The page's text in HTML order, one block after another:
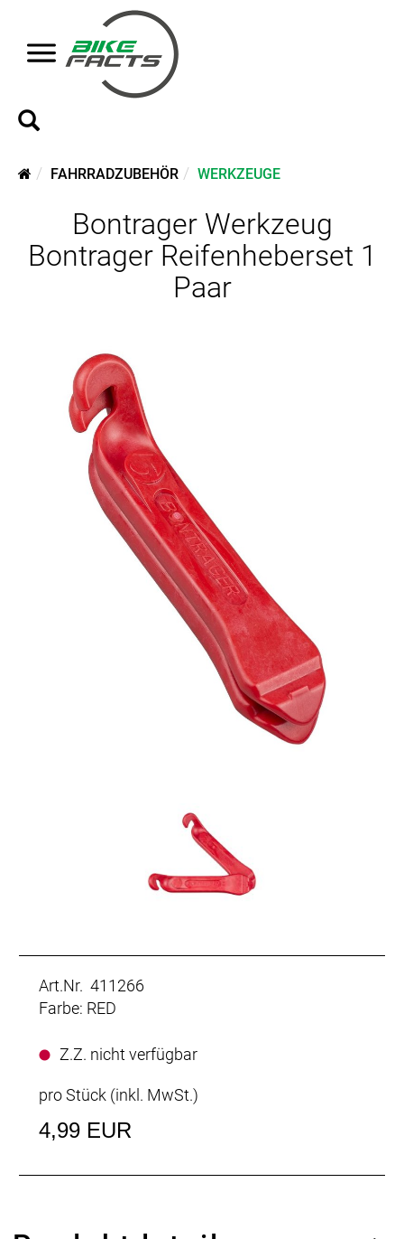
FAHRRADZUBEHÖR WERKZEUGE
Bontrager Werkzeug
Bontrager Reifenheberset 1
Paar
Art.Nr. 411266
Farbe: RED
Z.Z. nicht verfügbar
pro Stück (inkl. MwSt.)
4,99 EUR